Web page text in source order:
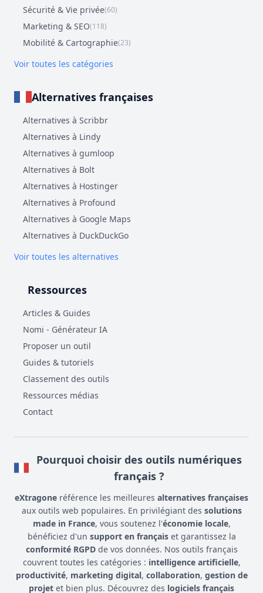
Sécurité & Vie privée(60)
Marketing & SEO(118)
Mobilité & Cartographie(23)
Voir toutes les catégories
Alternatives françaises
Alternatives à Scribbr
Alternatives à Lindy
Alternatives à gumloop
Alternatives à Bolt
Alternatives à Hostinger
Alternatives à Profound
Alternatives à Google Maps
Alternatives à DuckDuckGo
Voir toutes les alternatives
Ressources
Articles & Guides
Nomi - Générateur IA
Proposer un outil
Guides & tutoriels
Classement des outils
Ressources médias
Contact
Pourquoi choisir des outils numériques
français ?
eXtragone référence les meilleures alternatives françaises
aux outils web populaires. En privilégiant des solutions
made in France, vous soutenez l'économie locale,
bénéficiez d'un support en françaiset garantissez la
conformité RGPDde vos données. Nos outils français
couvrent toutes les catégories : intelligence artificielle,
productivité, marketing digital, collaboration, gestion de
projet et bien plus. Découvrez des logiciels français